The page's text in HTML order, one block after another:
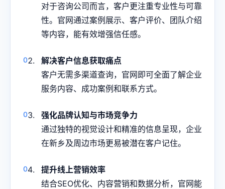
对于咨询公司而言，客户更注重专业性与可靠
性。官网通过案例展示、客户评价、团队介绍
等内容，能有效增强信任感。
解决客户信息获取痛点
客户无需多渠道查询，官网即可全面了解企业
服务内容、成功案例和联系方式。
强化品牌认知与市场竞争力
通过独特的视觉设计和精准的信息呈现，企业
在新乡及周边市场更易被潜在客户记住。
提升线上营销效率
结合SEO优化、内容营销和数据分析，官网能